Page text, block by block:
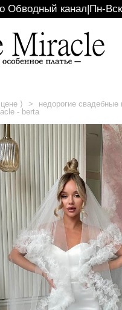
канал|Пн-Вск
⟩ >
недорогие свадебные
- berta